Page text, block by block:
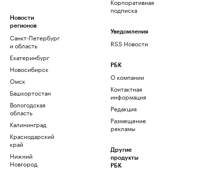
Новости
регионов
Санкт-Петербург
и область
Екатеринбург
Новосибирск
Омск
Башкортостан
Вологодская
область
Калининград
Краснодарский
край
Нижний
Новгород
подписка
Уведомления
RSS Новости
РБК
О компании
Контактная
информация
Редакция
Размещение
рекламы
Другие
продукты
РБК